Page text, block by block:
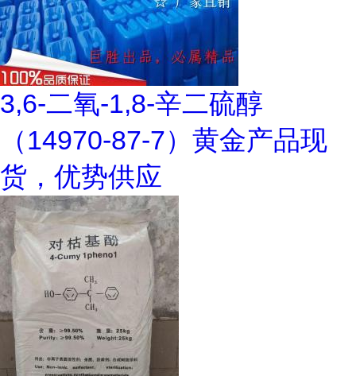
3,6-二氧-1,8-辛二硫醇
（14970-87-7）黄金产品现
货，优势供应